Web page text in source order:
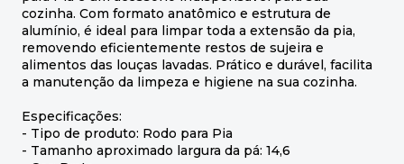
cozinha. Com formato anatômico e estrutura de
alumínio, é ideal para limpar toda a extensão da pia,
removendo eficientemente restos de sujeira e
alimentos das louças lavadas. Prático e durável, facilita
a manutenção da limpeza e higiene na sua cozinha.
Especificações:
- Tipo de produto: Rodo para Pia
- Tamanho aproximado largura da pá: 14,6